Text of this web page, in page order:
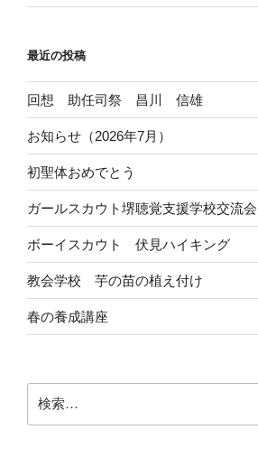
最近の投稿
回想 助任司祭 昌川 信雄
お知らせ（2026年7月）
初聖体おめでとう
ガールスカウト堺聴覚支援学校交流
ボーイスカウト 伏見ハイキング
教会学校 芋の苗の植え付け
春の養成講座
索: